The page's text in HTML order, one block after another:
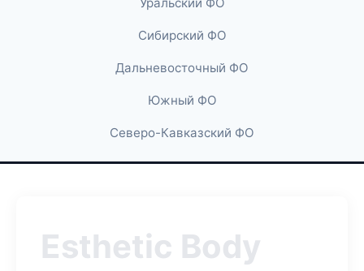
Сибирский ФО
Дальневосточный ФО
Южный ФО
Северо-Кавказский ФО
Esthetic Body